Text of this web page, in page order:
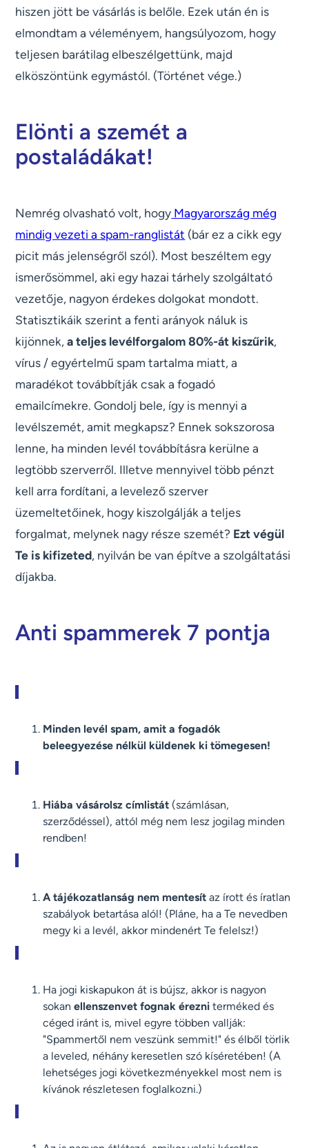
hiszen jött be vásárlás is belőle. Ezek után én is
elmondtam a véleményem, hangsúlyozom, hogy
teljesen barátilag elbeszélgettünk, majd
elköszöntünk egymástól. (Történet vége.)
Elönti a szemét a
postaládákat!
Nemrég olvasható volt, hogy Magyarország még
mindig vezeti a spam-ranglistát (bár ez a cikk egy
picit más jelenségről szól). Most beszéltem egy
ismerősömmel, aki egy hazai tárhely szolgáltató
vezetője, nagyon érdekes dolgokat mondott.
Statisztikáik szerint a fenti arányok náluk is
kijönnek,a teljes levélforgalom 80%-át kiszűrik,
vírus / egyértelmű spam tartalma miatt, a
maradékot továbbítják csak a fogadó
emailcímekre. Gondolj bele, így is mennyi a
levélszemét, amit megkapsz? Ennek sokszorosa
lenne, ha minden levél továbbításra kerülne a
legtöbb szerverről. Illetve mennyivel több pénzt
kell arra fordítani, a levelező szerver
üzemeltetőinek, hogy kiszolgálják a teljes
forgalmat, melynek nagy része szemét? Ezt végül
Te is kifizeted, nyilván be van építve a szolgáltatási
díjakba.
Anti spammerek 7 pontja
Minden levél spam, amit a fogadók
beleegyezése nélkül küldenek ki tömegesen!
Hiába vásárolsz címlistát (számlásan,
szerződéssel), attól még nem lesz jogilag minden
rendben!
A tájékozatlanság nem mentesít az írott és íratlan
szabályok betartása alól! (Pláne, ha a Te nevedben
megy ki a levél, akkor mindenért Te felelsz!)
Ha jogi kiskapukon át is bújsz, akkor is nagyon
sokan ellenszenvet fognak érezni terméked és
céged iránt is, mivel egyre többen vallják:
"Spammertől nem veszünk semmit!" és élből törlik
a leveled, néhány keresetlen szó kíséretében! (A
lehetséges jogi következményekkel most nem is
kívánok részletesen foglalkozni.)